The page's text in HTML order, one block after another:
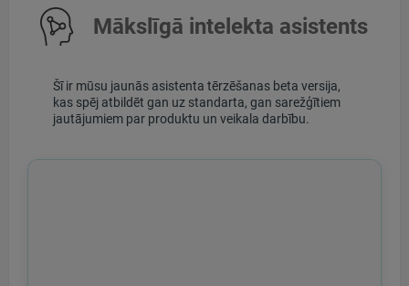
Mākslīgā intelekta asistents
Šī ir mūsu jaunās asistenta tērzēšanas beta versija,
kas spēj atbildēt gan uz standarta, gan sarežģītiem
jautājumiem par produktu un veikala darbību.